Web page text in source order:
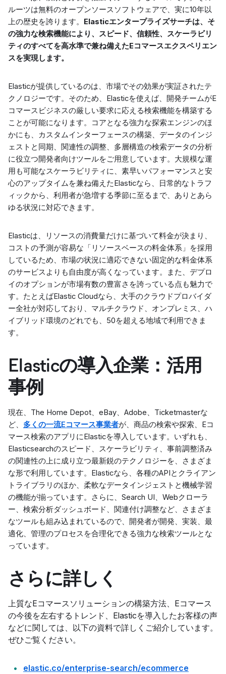
ルーツは無料のオープンソースソフトウェアで、実に10年以
上の歴史を誇ります。
Elasticエンタープライズサーチは、そ
の強力な検索機能により、スピード、信頼性、スケーラビリ
ティのすべてを高水準で兼ね備えたEコマースエクスペリエン
スを実現します。
Elasticが提供しているのは、市場でその効果が実証されたテ
クノロジーです。そのため、Elasticを使えば、開発チームがE
コマースビジネスの厳しい要求に応える検索機能を構築する
ことが可能になります。コアとなる強力な探索エンジンのほ
かにも、カスタムインターフェースの構築、データのインジ
ェストと同期、関連性の調整、多層構造の検索データの分析
に役立つ開発者向けツールをご用意しています。大規模な運
用も可能なスケーラビリティに、素早いパフォーマンスと安
心のアップタイムを兼ね備えたElasticなら、日常的なトラフ
ィックから、利用者が急増する季節に至るまで、ありとあら
ゆる状況に対応できます。
Elasticは、リソースの消費量だけに基づいて料金が決まり、
コストの予測が容易な「リソースベースの料金体系」を採用
しているため、市場の状況に適応できない固定的な料金体系
のサービスよりも自由度が高くなっています。また、デプロ
イのオプションが市場有数の豊富さを誇っている点も魅力で
す。たとえばElastic Cloudなら、大手のクラウドプロバイダ
ー全社が対応しており、マルチクラウド、オンプレミス、ハ
イブリッド環境のどれでも、50を超える地域で利用できま
す。
Elasticの導入企業：活用
事例
現在、The Home Depot、eBay、Adobe、Ticketmasterな
ど、 多くの一流Eコマース事業者が、商品の検索や探索、Eコ
マース検索のアプリにElasticを導入しています。いずれも、
Elasticsearchのスピード、スケーラビリティ、事前調整済み
の関連性の上に成り立つ最新鋭のテクノロジーを、さまざま
な形で利用しています。Elasticなら、各種のAPIとクライアン
トライブラリのほか、柔軟なデータインジェストと機械学習
の機能が揃っています。さらに、Search UI、Webクローラ
ー、検索分析ダッシュボード、関連付け調整など、さまざま
なツールも組み込まれているので、開発者が開発、実装、最
適化、管理のプロセスを合理化できる強力な検索ツールとな
っています。
さらに詳しく
上質なEコマースソリューションの構築方法、Eコマース
の今後を左右するトレンド、Elasticを導入したお客様の声
などに関しては、以下の資料で詳しくご紹介しています。
ぜひご覧ください。
elastic.co/enterprise-search/ecommerce